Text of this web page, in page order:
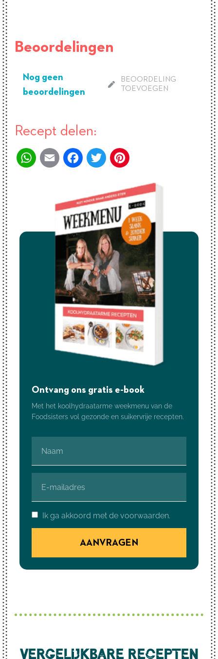
Beoordelingen
Nog geen
beoordelingen
BEOORDELING
TOEVOEGEN
Recept delen:
WhatsApp
Email FacebookTwitter
Ontvang ons gratis e-book
Met het koolhydraatarme weekmenu van de
Foodsisters vol gezonde en suikervrije recepten.
Ik ga akkoord met de voorwaarden.
AANVRAGEN
Vergelijkbare recepten